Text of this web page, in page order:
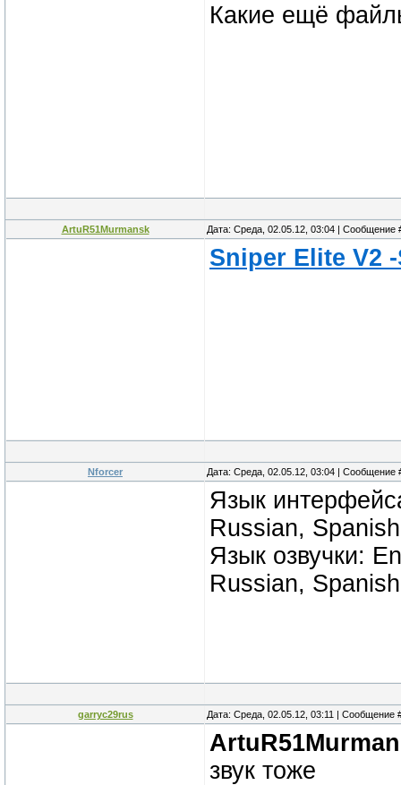
Какие ещё
ArtuR51Murmansk Дата: Среда, 02.05.12, 03:04 | Сообщение
Sniper Elite V2
Nforcer Дата: Среда, 02.05.12, 03:04 | Сообщение
Язык
Russian, Spanish
Язык озвучки:
Russian, Spanish
garryc29rus Дата: Среда, 02.05.12, 03:11 | Сообщение
звук тоже